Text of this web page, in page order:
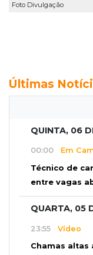
Foto Divulgação
Últimas
QUINTA, 06
00:00 Em
Técnico de
entre vagas
QUARTA, 05
23:55 Vídeo
Chamas altas